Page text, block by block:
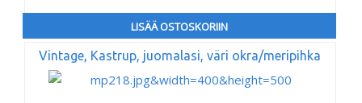
LISÄÄ OSTOSKORIIN
Vintage, Kastrup, juomalasi, väri okra/meripihka